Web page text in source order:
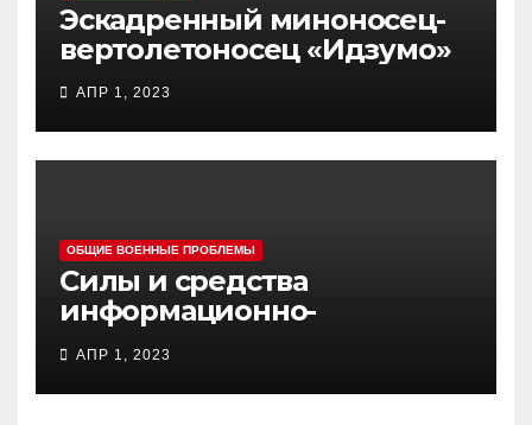
Эскадренный миноносец-
вертолетоносец «Идзумо»
АПР 1, 2023
ОБЩИЕ ВОЕННЫЕ ПРОБЛЕМЫ
Силы и средства
информационно-
вооруженных сил Украины
АПР 1, 2023